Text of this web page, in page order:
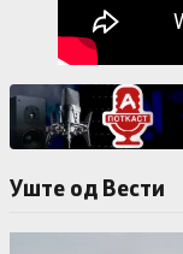
Уште од Вести